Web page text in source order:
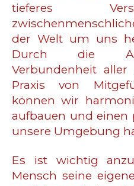
tieferes
der Welt um uns
Durch die
Verbundenheit
Praxis von
können wir
aufbauen und einen
unsere Umgebung
Es ist wichtig
Mensch seine